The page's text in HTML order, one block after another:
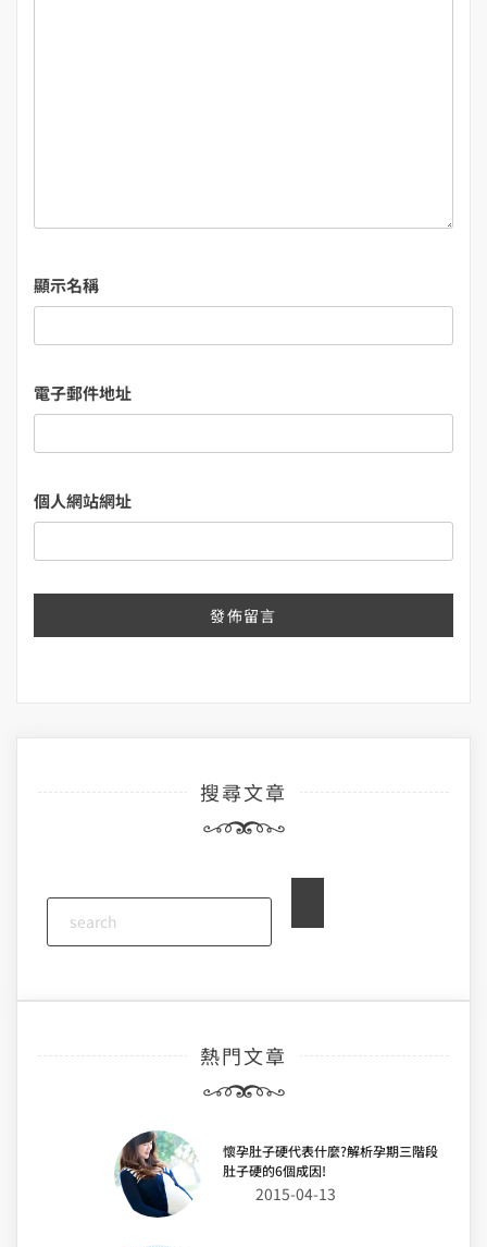
顯示名稱
電子郵件地址
個人網站網址
搜尋文章
熱門文章
懷孕肚子硬代表什麼?解析孕期三階段
肚子硬的6個成因!
2015-04-13